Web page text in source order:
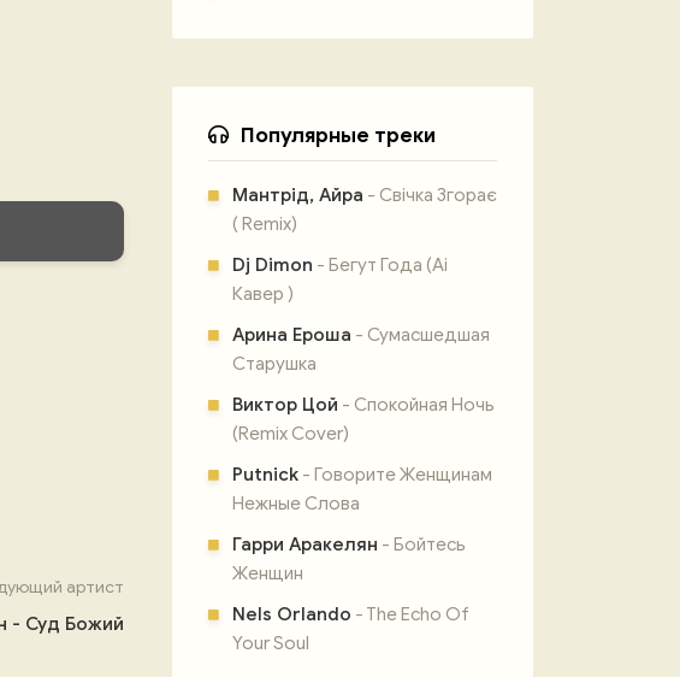
артист
- Суд Божий
Популярные треки
Мантрід, Айра - Свічка Згорає
( Remix)
Dj Dimon - Бегут Года (Ai
Кавер )
Арина Ероша - Сумасшедшая
Старушка
Виктор Цой - Спокойная Ночь
(Remix Cover)
Putnick - Говорите Женщинам
Нежные Слова
Гарри Аракелян - Бойтесь
Женщин
Nels Orlando - The Echo Of
Your Soul